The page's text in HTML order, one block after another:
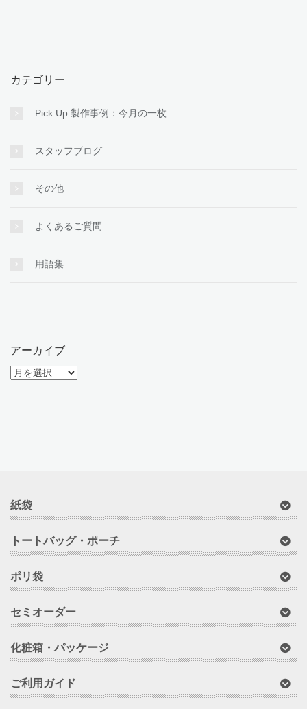
カテゴリー
Pick Up 製作事例：今月の一枚
スタッフブログ
その他
よくあるご質問
用語集
アーカイブ
ア
紙袋
トートバッグ・ポーチ
ポリ袋
セミオーダー
化粧箱・パッケージ
ご利用ガイド